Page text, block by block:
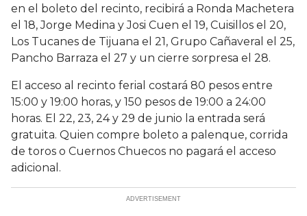
en el boleto del recinto, recibirá a Ronda Machetera
el 18, Jorge Medina y Josi Cuen el 19, Cuisillos el 20,
Los Tucanes de Tijuana el 21, Grupo Cañaveral el 25,
Pancho Barraza el 27 y un cierre sorpresa el 28.
El acceso al recinto ferial costará 80 pesos entre
15:00 y 19:00 horas, y 150 pesos de 19:00 a 24:00
horas. El 22, 23, 24 y 29 de junio la entrada será
gratuita. Quien compre boleto a palenque, corrida
de toros o Cuernos Chuecos no pagará el acceso
adicional.